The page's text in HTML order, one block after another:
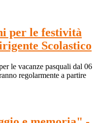
per le festività
Scolastico
le vacanze pasquali dal 06
regolarmente a partire